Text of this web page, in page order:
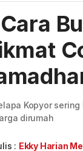
Kopyor
dirumah
: Ekky Harian